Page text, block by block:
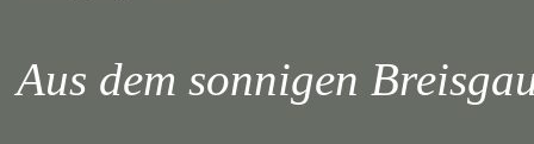
Aus dem sonnigen